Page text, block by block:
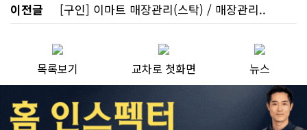
이전글
[구인] 이마트 매장관리(스탁) / 매장관리..
목록보기 교차로 첫화면 뉴스